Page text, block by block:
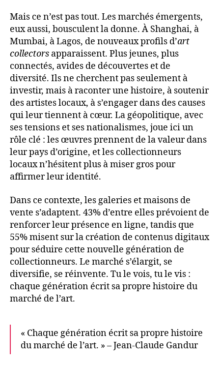
Mais ce n’est pas tout. Les marchés émergents,
eux aussi, bousculent la donne. À Shanghai, à
Mumbai, à Lagos, de nouveaux profils d’art
collectors apparaissent. Plus jeunes, plus
connectés, avides de découvertes et de
diversité. Ils ne cherchent pas seulement à
investir, mais à raconter une histoire, à soutenir
des artistes locaux, à s’engager dans des causes
qui leur tiennent à cœur. La géopolitique, avec
ses tensions et ses nationalismes, joue ici un
rôle clé : les œuvres prennent de la valeur dans
leur pays d’origine, et les collectionneurs
locaux n’hésitent plus à miser gros pour
affirmer leur identité.
Dans ce contexte, les galeries et maisons de
vente s’adaptent. 43% d’entre elles prévoient de
renforcer leur présence en ligne, tandis que
55% misent sur la création de contenus digitaux
pour séduire cette nouvelle génération de
collectionneurs. Le marché s’élargit, se
diversifie, se réinvente. Tu le vois, tu le vis :
chaque génération écrit sa propre histoire du
marché de l’art.
« Chaque génération écrit sa propre histoire
du marché de l’art. » – Jean-Claude Gandur